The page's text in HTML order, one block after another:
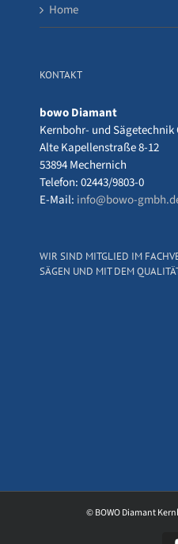
Home
KONTAKT
bowo Diamant
Kernbohr- und Sägetechnik
Alte Kapellenstraße 8-12
53894 Mechernich
Telefon: 02443/9803-0
E-Mail: info@bowo-
WIR SIND MITGLIED IM
SÄGEN UND MIT DEM
© BOWO Diamant